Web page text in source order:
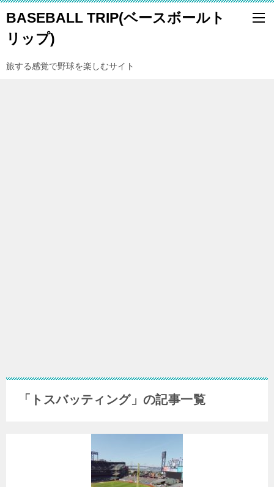
BASEBALL TRIP(ベースボールト
リップ)
旅する感覚で野球を楽しむサイト
「トスバッティング」の記事一覧